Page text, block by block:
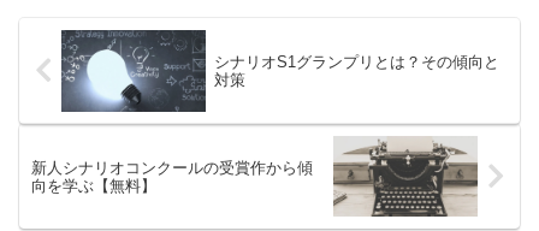
シナリオS1グランプリとは？その傾向と
対策
新人シナリオコンクールの受賞作から傾
向を学ぶ【無料】